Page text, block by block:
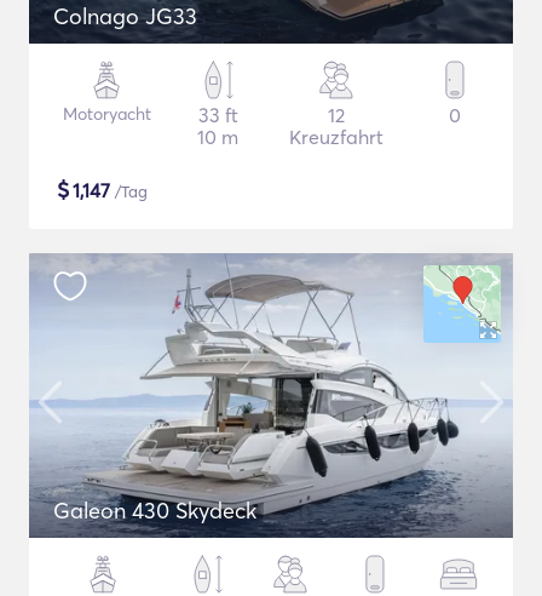
Colnago JG33
Motoryacht
33 ft
10 m
12
Kreuzfahrt
0
$1,147 /Tag
Galeon 430 Skydeck